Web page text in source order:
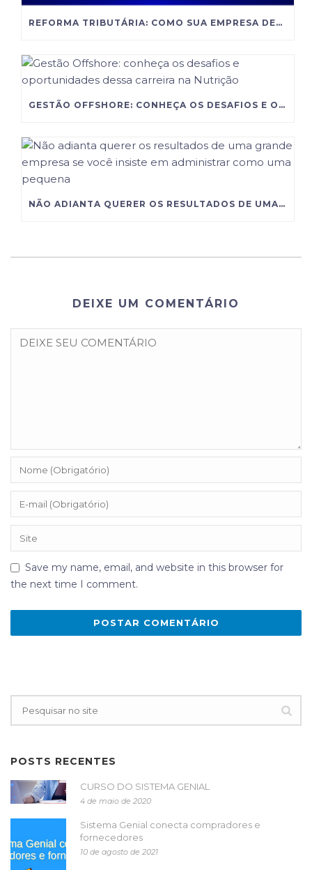
REFORMA TRIBUTÁRIA: COMO SUA EMPRESA DEVE SE PREPARAR PARA AS NOVAS REGRAS?
GESTÃO OFFSHORE: CONHEÇA OS DESAFIOS E OPORTUNIDADES DESSA CARREIRA NA NUTRIÇÃO
NÃO ADIANTA QUERER OS RESULTADOS DE UMA GRANDE EMPRESA SE VOCÊ INSISTE EM ADMINISTRAR COMO UMA PEQUENA
DEIXE UM COMENTÁRIO
Save my name, email, and website in this browser for
the next time I comment.
POSTS RECENTES
CURSO DO SISTEMA GENIAL
4 de maio de 2020
Sistema Genial conecta compradores e
fornecedores
10 de agosto de 2021